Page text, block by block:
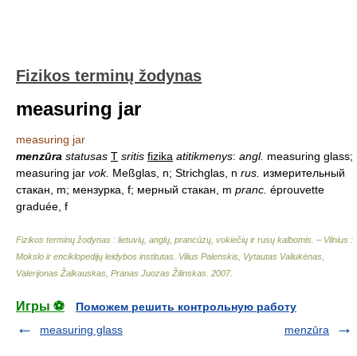
Fizikos terminų žodynas
measuring jar
measuring jar
menzūra statusas T sritis fizika atitikmenys: angl. measuring glass;
measuring jar vok. Meßglas, n; Strichglas, n rus. измерительный
стакан, m; мензурка, f; мерный стакан, m pranc. éprouvette
graduée, f
Fizikos terminų žodynas : lietuvių, anglų, prancūzų, vokiečių ir rusų kalbomis. – Vilnius :
Mokslo ir enciklopedijų leidybos institutas Vilius Palenskis, Vytautas Valiukėnas,
Valerijonas Žalkauskas, Pranas Juozas Žilinskas 2007.
Игры ⚽
Поможем решить контрольную работу
measuring glass
menzūra